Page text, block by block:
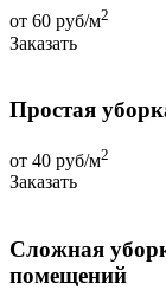
от 60 руб/м2
Заказать
Простая
от 40 руб/м2
Заказать
Сложная
помещений